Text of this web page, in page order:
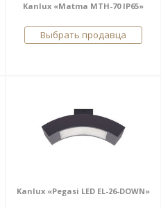
Kanlux «Matma MTH-70 IP65»
Выбрать продавца
Kanlux «Pegasi LED EL-26-DOWN»